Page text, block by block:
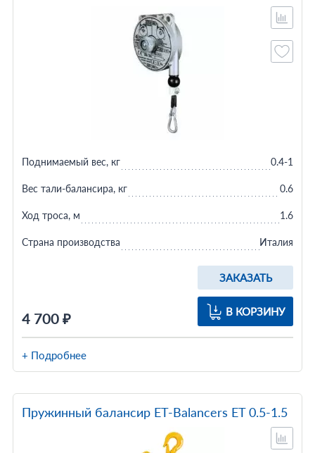
4 700 ₽
ЗАКАЗАТЬ
В КОРЗИНУ
Поднимаемый вес, кг 0.4-1
Вес тали-балансира, кг 0.6
Ход троса, м 1.6
Страна производства Италия
+ Подробнее
Пружинный балансир ET-Balancers ET 0.5-1.5